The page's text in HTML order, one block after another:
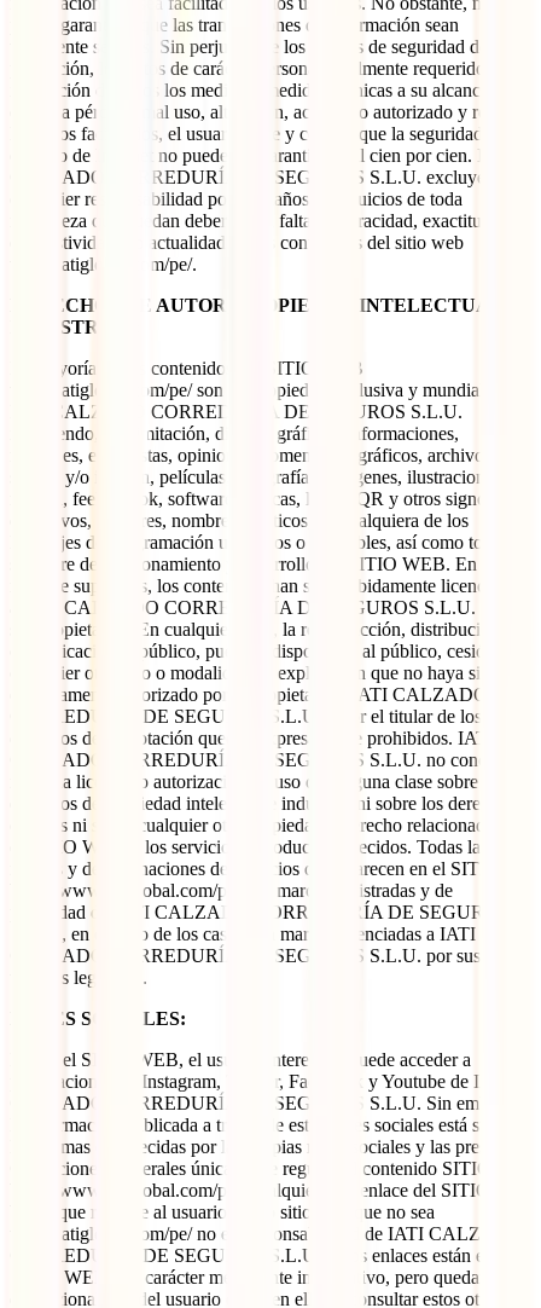
puede garantizar que las transmisiones de información sean
totalmente seguras. Sin perjuicio de los niveles de seguridad de
protección, los datos de carácter personal legalmente requeridos, la
instalación de todos los medios y medidas técnicas a su alcance para
evitar la pérdida, mal uso, alteración, acceso no autorizado y robo de
los datos facilitados, el usuario sabe y conoce que la seguridad en el
entorno de Internet no puede ser garantizada al cien por cien. IATI
CALZADO CORREDURÍA DE SEGUROS S.L.U. excluye
cualquier responsabilidad por los daños y perjuicios de toda
naturaleza que puedan deberse a la falta de veracidad, exactitud,
exhaustividad y/o actualidad de los contenidos del sitio web
www.iatiglobal.com/pe/.
DERECHOS DE AUTOR, PROPIEDAD INTELECTUAL E
INDUSTRIAL:
La mayoría de los contenidos del SITIO WEB
www.iatiglobal.com/pe/ son de propiedad exclusiva y mundial de
IATI CALZADO CORREDURÍA DE SEGUROS S.L.U.
incluyendo, sin limitación, diseños gráficos, informaciones,
mensajes, entrevistas, opiniones, comentarios gráficos, archivos de
sonido y/o imagen, películas, fotografías, imágenes, ilustraciones,
música, feel & look, software, marcas, logos, QR y otros signos
distintivos, nombres, nombres artísticos, en cualquiera de los
lenguajes de programación utilizados o utilizables, así como todo el
software de funcionamiento y desarrollo del SITIO WEB. En el
resto de supuestos, los contenidos han sido debidamente licenciados
a IATI CALZADO CORREDURÍA DE SEGUROS S.L.U. por
sus propietarios. En cualquier caso, la reproducción, distribución,
comunicación al público, puesta a disposición al público, cesión y
cualquier otro acto o modalidad de explotación que no haya sido
expresamente autorizado por el propietario a IATI CALZADO
CORREDURÍA DE SEGUROS S.L.U. o por el titular de los
derechos de explotación quedan expresamente prohibidos. IATI
CALZADO CORREDURÍA DE SEGUROS S.L.U. no concede
ninguna licencia o autorización de uso de ninguna clase sobre sus
derechos de propiedad intelectual e industrial ni sobre los derechos
cedidos ni sobre cualquier otra propiedad o derecho relacionado con
el SITIO WEB y los servicios y productos ofrecidos. Todas las
marcas y denominaciones de servicios que aparecen en el SITIO
WEB www.iatiglobal.com/pe/ son marcas registradas y de
propiedad de IATI CALZADO CORREDURÍA DE SEGUROS
S.L.U., en el resto de los casos son marcas licenciadas a IATI
CALZADO CORREDURÍA DE SEGUROS S.L.U. por sus
titulares legítimos.
REDES SOCIALES:
Desde el SITIO WEB, el usuario interesado puede acceder a
publicaciones de Instagram, Twitter, Facebook y Youtube de IATI
CALZADO CORREDURÍA DE SEGUROS S.L.U. Sin embargo,
la información publicada a través de estas redes sociales está sujeta a
las normas establecidas por las propias redes sociales y las presentes
Condiciones Generales únicamente regulan el contenido SITIO
WEB www.iatiglobal.com/pe/ Cualquier otro enlace del SITIO
WEB que redirige al usuario a otro sitio web que no sea
www.iatiglobal.com/pe/ no es responsabilidad de IATI CALZADO
CORREDURÍA DE SEGUROS S.L.U. Estos enlaces están en el
SITIO WEB con carácter meramente informativo, pero quedan a la
discrecionalidad del usuario clicar en ellos y consultar estos otros